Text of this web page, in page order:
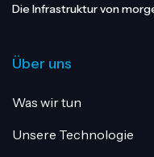
Die Infrastruktur von
Über uns
Was wir tun
Unsere Technologie